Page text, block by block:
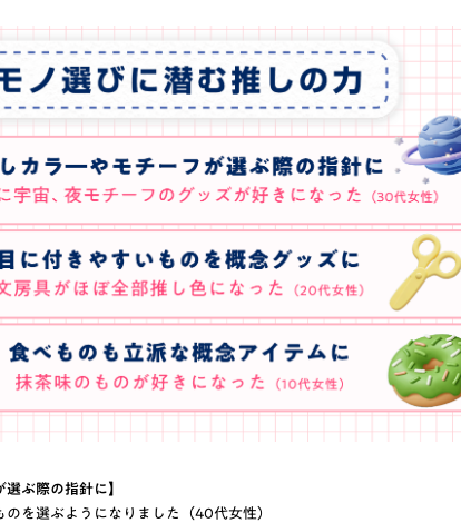
選ぶ際の指針に】
のを選ぶようになりました（40代女性）